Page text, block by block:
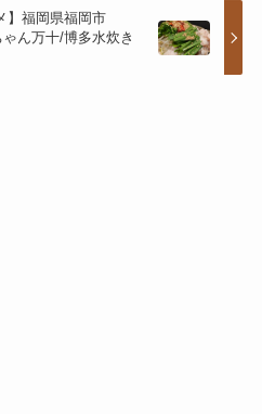
】福岡県福岡市
ん万十/博多水炊き